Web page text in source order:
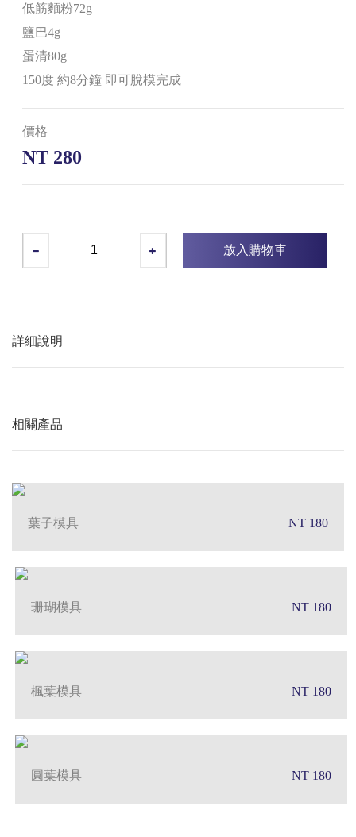
低筋麵粉72g
鹽巴4g
蛋清80g
150度 約8分鐘 即可脫模完成
價格
NT 280
放入購物車
詳細說明
相關產品
葉子模具 NT 180
珊瑚模具 NT 180
楓葉模具 NT 180
圓葉模具 NT 180